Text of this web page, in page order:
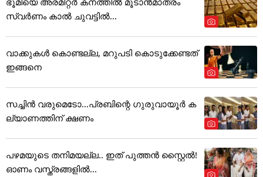
സ്വർണം കാൽ ചുവട്ടിൽ...
വാക്കുകൾ കൊണ്ടല്ല, മറുപടി കൊടുക്കേണ്ടത്
ഇങ്ങനെ
സച്ചിന്‍ വരുമെടോ...പ്രബിന്റെ ഗുരുവായൂര്‍ ക
ല്യാണത്തിന് ക്ഷണം
പഴമയുടെ തനിമയല്ല.. ഇത് പുത്തൻ സ്റ്റൈൽ!
ഓണം വസ്ത്രങ്ങളിൽ...